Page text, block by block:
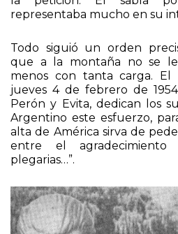
Evita lo llevo yo, y sin
la petición. Él sabía
Todo siguió un orden
que a la montaña no se
menos con tanta carga. El
jueves 4 de febrero de
Perón y Evita, dedican los
Argentino este esfuerzo,
alta de América sirva de
entre el